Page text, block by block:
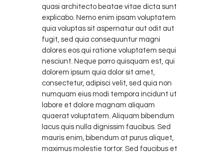
quasi architecto beatae vitae dicta sunt
explicabo. Nemo enim ipsam voluptatem
quia voluptas sit aspernatur aut odit aut
fugit, sed quia consequuntur magni
dolores eos qui ratione voluptatem sequi
nesciunt. Neque porro quisquam est, qui
dolorem ipsum quia dolor sit amet,
consectetur, adipisci velit, sed quia non
numquam eius modi tempora incidunt ut
labore et dolore magnam aliquam
quaerat voluptatem. Aliquam bibendum
lacus quis nulla dignissim faucibus. Sed
mauris enim, bibendum at purus aliquet,
maximus molestie tortor. Sed faucibus et